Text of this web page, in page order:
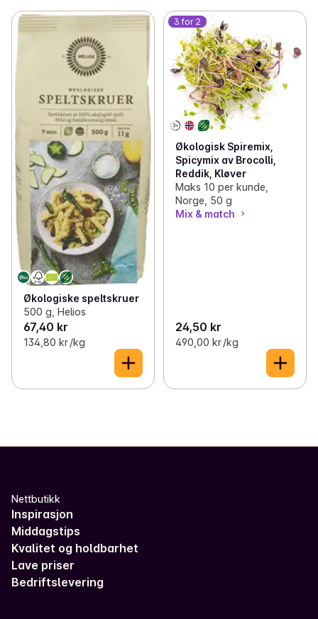
Økologiske speltskruer
500 g, Helios
67,40 kr
134,80 kr /kg
3 for 2
Økologisk Spiremix,
Spicymix av Brocolli,
Reddik, Kløver
Maks 10 per kunde,
Norge, 50 g
Mix & match
24,50 kr
490,00 kr /kg
Nettbutikk
Inspirasjon
Middagstips
Kvalitet og holdbarhet
Lave priser
Bedriftslevering